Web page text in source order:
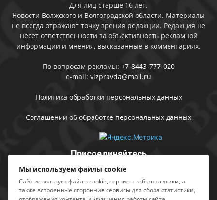
Для лиц старше 16 лет.
Новости Волжского и Волгоградской области. Материалы
не всегда отражают точку зрения редакции. Редакция не
несет ответственности за объективность рекламной
информации и мнения, высказанные в комментариях.
По вопросам рекламы: +7-8443-777-020
e-mail: vlzpravda@mail.ru
Политика обработки персональных данных
Соглашении об обработке персональных данных
Присоединяйтесь
Мы используем файлы cookie
Сайт использует файлы cookie, сервисы веб-аналитики, а
также встроенные сторонние сервисы для сбора статистики,